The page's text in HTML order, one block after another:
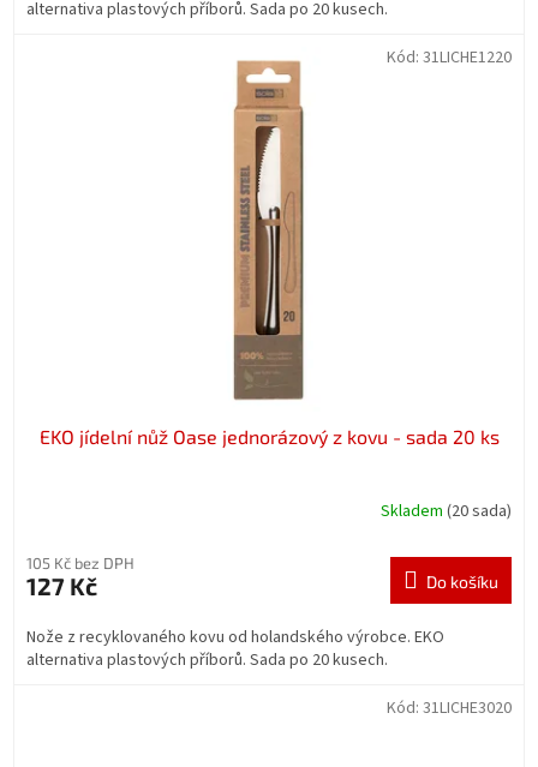
alternativa plastových příborů. Sada po 20 kusech.
EKO jídelní nůž Oase jednorázový z kovu - sada 20 ks
Skladem (20 sada)
105 Kč bez DPH
127 Kč Do košíku
Nože z recyklovaného kovu od holandského výrobce. EKO
alternativa plastových příborů. Sada po 20 kusech.
Kód: 31LICHE1220
Kód: 31LICHE3020